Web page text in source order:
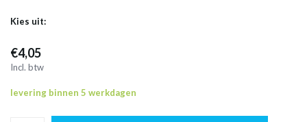
Kies uit:
€4,05
Incl. btw
levering binnen 5 werkdagen